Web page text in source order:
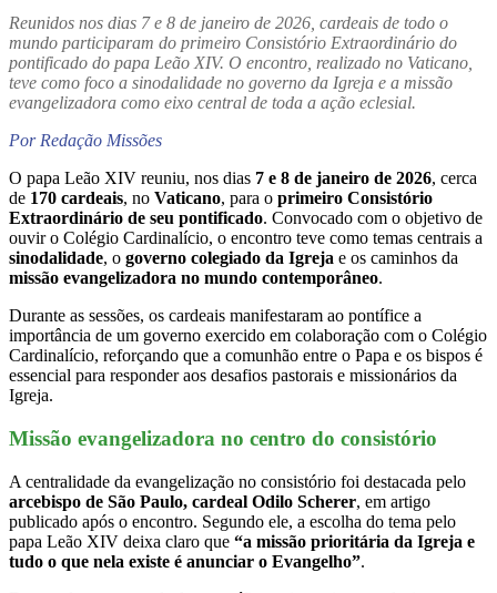
Reunidos nos dias 7 e 8 de janeiro de 2026, cardeais de todo o
mundo participaram do primeiro Consistório Extraordinário do
pontificado do papa Leão XIV. O encontro, realizado no Vaticano,
teve como foco a sinodalidade no governo da Igreja e a missão
evangelizadora como eixo central de toda a ação eclesial.
Por Redação Missões
O papa Leão XIV reuniu, nos dias 7 e 8 de janeiro de 2026, cerca
de 170 cardeais, no Vaticano, para o primeiro Consistório
Extraordinário de seu pontificado. Convocado com o objetivo de
ouvir o Colégio Cardinalício, o encontro teve como temas centrais a
sinodalidade, o governo colegiado da Igreja e os caminhos da
missão evangelizadora no mundo contemporâneo.
Durante as sessões, os cardeais manifestaram ao pontífice a
importância de um governo exercido em colaboração com o Colégio
Cardinalício, reforçando que a comunhão entre o Papa e os bispos é
essencial para responder aos desafios pastorais e missionários da
Igreja.
Missão evangelizadora no centro do consistório
A centralidade da evangelização no consistório foi destacada pelo
arcebispo de São Paulo, cardeal Odilo Scherer, em artigo
publicado após o encontro. Segundo ele, a escolha do tema pelo
papa Leão XIV deixa claro que “a missão prioritária da Igreja e
tudo o que nela existe é anunciar o Evangelho”.